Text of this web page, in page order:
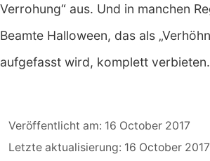
Verrohung“ aus. Und in manchen
Beamte Halloween, das als
aufgefasst wird, komplett verbieten.
Veröffentlicht am: 16 October 2017
Letzte aktualisierung: 16 October 2017